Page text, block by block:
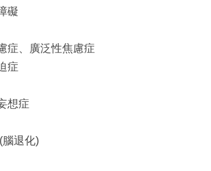
礙
症、廣泛性焦慮症
症
想症
腦退化)